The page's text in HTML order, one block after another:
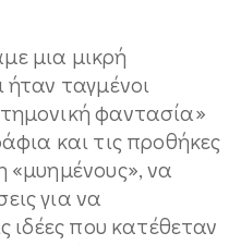
μια μικρή
ταγμένοι
φαντασία»
και τις προθήκες
«μυημένους», να
για να
ιδέες που κατέθεταν